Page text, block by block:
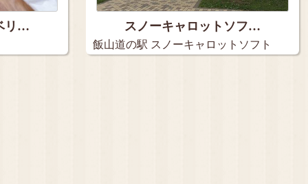
リ… スノーキャロットソフ…
飯山道の駅 スノーキャロットソフト